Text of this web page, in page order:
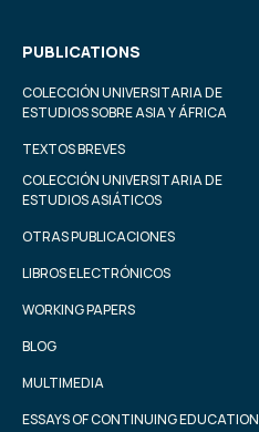
PUBLICATIONS
COLECCIÓN UNIVERSITARIA DE
ESTUDIOS SOBRE ASIA Y ÁFRICA
TEXTOS BREVES
COLECCIÓN UNIVERSITARIA DE
ESTUDIOS ASIÁTICOS
OTRAS PUBLICACIONES
LIBROS ELECTRÓNICOS
WORKING PAPERS
BLOG
MULTIMEDIA
ESSAYS OF CONTINUING EDUCATION